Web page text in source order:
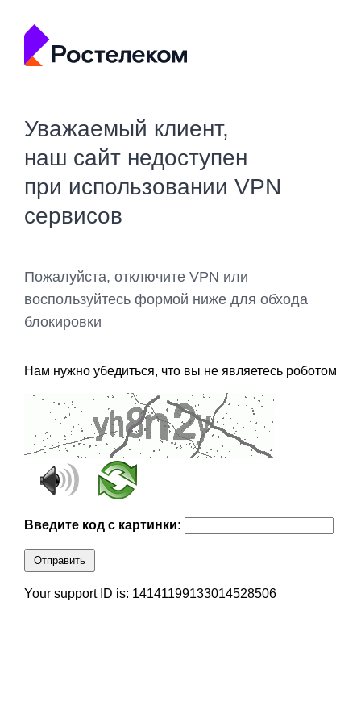
Уважаемый клиент,
наш сайт недоступен
при использовании VPN
сервисов
Пожалуйста, отключите VPN или
воспользуйтесь формой ниже для обхода
блокировки
Нам нужно убедиться, что вы не являетесь роботом
Введите код с картинки:
Отправить
Your support ID is: 14141199133014528506